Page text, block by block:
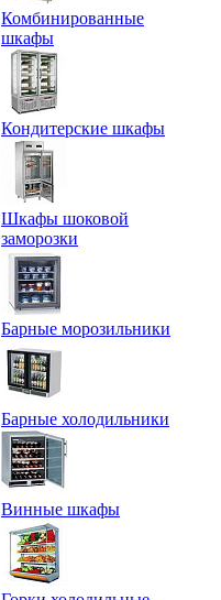
Комбинированные
шкафы
Кондитерские шкафы
Шкафы шоковой
заморозки
Барные морозильники
Барные холодильники
Винные шкафы